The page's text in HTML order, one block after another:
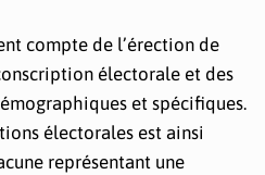
compte de l’érection de
électorale et des
et spécifiques.
électorales est ainsi
représentant une